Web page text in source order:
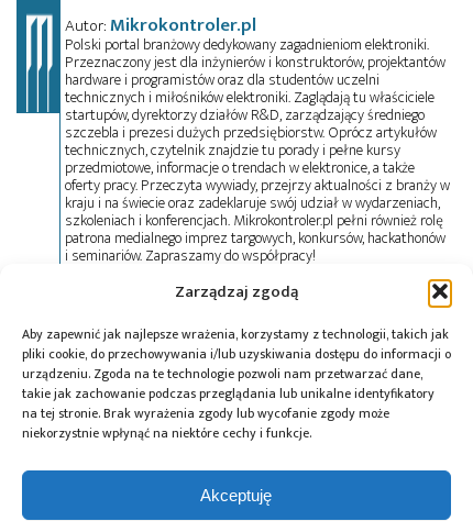
Zarządzaj zgodą
Aby zapewnić jak najlepsze wrażenia, korzystamy z technologii, takich jak
pliki cookie, do przechowywania i/lub uzyskiwania dostępu do informacji o
urządzeniu. Zgoda na te technologie pozwoli nam przetwarzać dane,
takie jak zachowanie podczas przeglądania lub unikalne identyfikatory
na tej stronie. Brak wyrażenia zgody lub wycofanie zgody może
niekorzystnie wpłynąć na niektóre cechy i funkcje.
Akceptuję
Autor:Mikrokontroler.pl
Polski portal branżowy dedykowany zagadnieniom elektroniki.
Przeznaczony jest dla inżynierów i konstruktorów, projektantów
hardware i programistów oraz dla studentów uczelni
technicznych i miłośników elektroniki. Zaglądają tu właściciele
startupów, dyrektorzy działów R&D, zarządzający średniego
szczebla i prezesi dużych przedsiębiorstw. Oprócz artykułów
technicznych, czytelnik znajdzie tu porady i pełne kursy
przedmiotowe, informacje o trendach w elektronice, a także
oferty pracy. Przeczyta wywiady, przejrzy aktualności z branży w
kraju i na świecie oraz zadeklaruje swój udział w wydarzeniach,
szkoleniach i konferencjach. Mikrokontroler.pl pełni również rolę
patrona medialnego imprez targowych, konkursów, hackathonów
i seminariów. Zapraszamy do współpracy!
Tagi:AI,BWI,Centrum Operacji Bezpieczeństwa,
cyberbezpieczeństwo,cyberzagrożenia,dane,
Google Cloud,Information Services,IT,Krzysztof
Kaziów,local content,NATO,obronność,software-
defined defense,suwerenność,systemy dowodzenia